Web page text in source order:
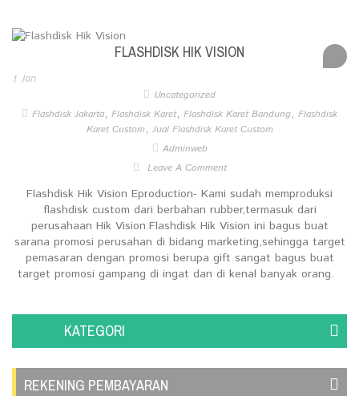
FLASHDISK HIK VISION
1 Jan
Uncategorized
Flashdisk Jakarta, Flashdisk Karet, Flashdisk Karet Bandung, Flashdisk
Karet Custom, Jual Flashdisk Karet Custom
Adminweb
Leave A Comment
Flashdisk Hik Vision Eproduction- Kami sudah memproduksi
flashdisk custom dari berbahan rubber,termasuk dari
perusahaan Hik Vision.Flashdisk Hik Vision ini bagus buat
sarana promosi perusahan di bidang marketing,sehingga target
pemasaran dengan promosi berupa gift sangat bagus buat
target promosi gampang di ingat dan di kenal banyak orang.
KATEGORI
REKENING PEMBAYARAN